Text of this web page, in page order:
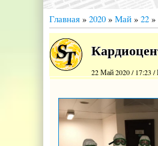
Главная » 2020 » Май » 22 »
22 Май 2020 / 17:23 /